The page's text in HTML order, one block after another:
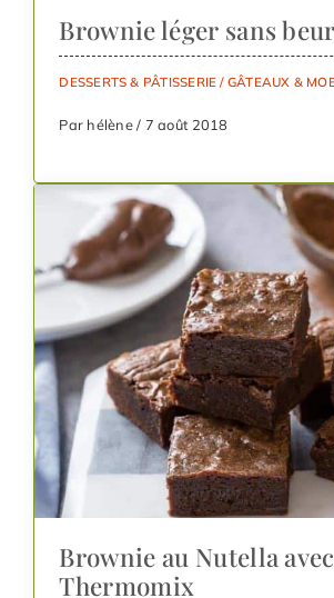
Brownie léger sans
DESSERTS & PÂTISSERIE / GÂTEAUX &
Par hélène / 7 août 2018
Brownie au Nutella avec
Thermomix